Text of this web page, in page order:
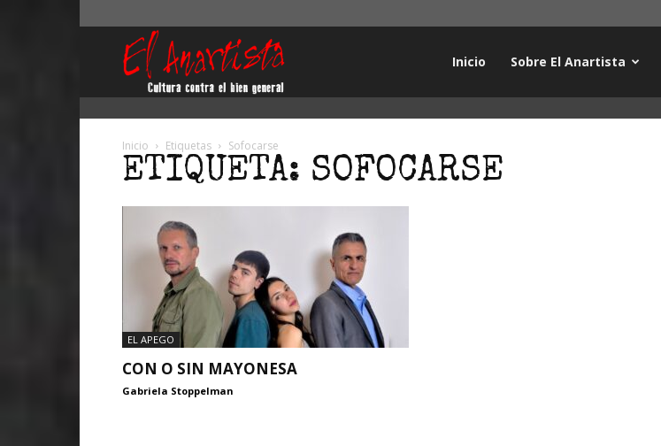
Inicio Sobre El Anartista
Inicio Etiquetas Sofocarse
ETIQUETA: SOFOCARSE
EL APEGO
CON O SIN MAYONESA
Gabriela Stoppelman